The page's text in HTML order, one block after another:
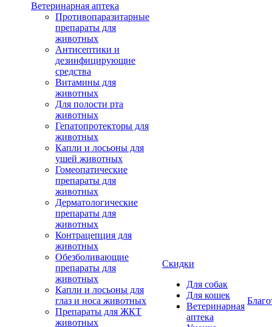
Ветеринарная аптека
Противопаразитарные
препараты для
животных
Антисептики и
дезинфицирующие
средства
Витамины для
животных
Для полости рта
животных
Гепатопротекторы для
животных
Капли и лосьоны для
ушей животных
Гомеопатические
препараты для
животных
Дерматологические
препараты для
животных
Контрацепция для
животных
Обезболивающие
препараты для
животных
Капли и лосьоны для
глаз и носа животных
Препараты для ЖКТ
животных
Скидки
Для собак
Для кошек
Ветеринарная
аптека